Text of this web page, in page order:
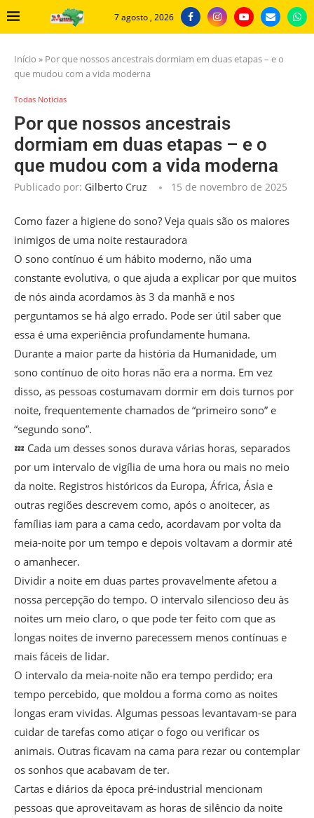
7 agosto , 2026
Início » Por que nossos ancestrais dormiam em duas etapas – e o
que mudou com a vida moderna
Todas Noticias
Por que nossos ancestrais
dormiam em duas etapas – e o
que mudou com a vida moderna
Publicado por: Gilberto Cruz 15 de novembro de 2025
Como fazer a higiene do sono? Veja quais são os maiores
inimigos de uma noite restauradora
O sono contínuo é um hábito moderno, não uma
constante evolutiva, o que ajuda a explicar por que muitos
de nós ainda acordamos às 3 da manhã e nos
perguntamos se há algo errado. Pode ser útil saber que
essa é uma experiência profundamente humana.
Durante a maior parte da história da Humanidade, um
sono contínuo de oito horas não era a norma. Em vez
disso, as pessoas costumavam dormir em dois turnos por
noite, frequentemente chamados de “primeiro sono” e
“segundo sono”.
💤 Cada um desses sonos durava várias horas, separados
por um intervalo de vigília de uma hora ou mais no meio
da noite. Registros históricos da Europa, África, Ásia e
outras regiões descrevem como, após o anoitecer, as
famílias iam para a cama cedo, acordavam por volta da
meia-noite por um tempo e depois voltavam a dormir até
o amanhecer.
Dividir a noite em duas partes provavelmente afetou a
nossa percepção do tempo. O intervalo silencioso deu às
noites um meio claro, o que pode ter feito com que as
longas noites de inverno parecessem menos contínuas e
mais fáceis de lidar.
O intervalo da meia-noite não era tempo perdido; era
tempo percebido, que moldou a forma como as noites
longas eram vividas. Algumas pessoas levantavam-se para
cuidar de tarefas como atiçar o fogo ou verificar os
animais. Outras ficavam na cama para rezar ou contemplar
os sonhos que acabavam de ter.
Cartas e diários da época pré-industrial mencionam
pessoas que aproveitavam as horas de silêncio da noite